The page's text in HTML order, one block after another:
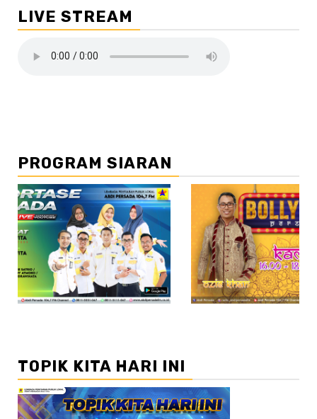
LIVE STREAM
PROGRAM SIARAN
//2
TOPIK KITA HARI INI